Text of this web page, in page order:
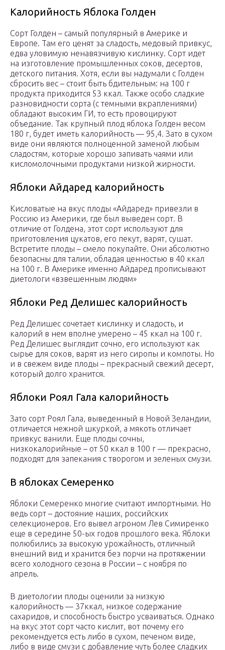
Калорийность Яблока Голден
Сорт Голден – самый популярный в Америке и
Европе. Там его ценят за сладость, медовый привкус,
едва уловимую ненавязчивую кислинку. Сорт идет
на изготовление промышленных соков, десертов,
детского питания. Хотя, если вы надумали с Голден
сбросить вес – стоит быть бдительным: на 100 г
продукта приходится 53 ккал. Также особо сладкие
разновидности сорта (с темными вкраплениями)
обладают высоким ГИ, то есть провоцируют
объедание. Так крупный плод яблока Голден весом
180 г, будет иметь калорийность — 95,4. Зато в сухом
виде они являются полноценной заменой любым
сладостям, которые хорошо запивать чаями или
кисломолочными продуктами низкой жирности.
Яблоки Айдаред калорийность
Кисловатые на вкус плоды «Айдаред» привезли в
Россию из Америки, где был выведен сорт. В
отличие от Голдена, этот сорт используют для
приготовления цукатов, его пекут, варят, сушат.
Встретите плоды – смело покупайте. Они абсолютно
безопасны для талии, обладая ценностью в 40 ккал
на 100 г. В Америке именно Айдаред прописывают
диетологи «взвешенным людям»
Яблоки Ред Делишес калорийность
Ред Делишес сочетает кислинку и сладость, и
калорий в нем вполне умерено – 45 ккал на 100 г.
Ред Делишес выглядит сочно, его используют как
сырье для соков, варят из него сиропы и компоты. Но
и в свежем виде плоды – прекрасный свежий десерт,
который долго хранится.
Яблоки Роял Гала калорийность
Зато сорт Роял Гала, выведенный в Новой Зеландии,
отличается нежной шкуркой, а мякоть отличает
привкус ванили. Еще плоды сочны,
низкокалорийные – от 50 ккал в 100 г — прекрасно,
подходят для запекания с творогом и зеленых смузи.
В яблоках Семеренко
Яблоки Семеренко многие считают импортными. Но
ведь сорт – достояние наших, российских
селекционеров. Его вывел агроном Лев Симиренко
еще в середине 50-ых годов прошлого века. Яблоки
полюбились за высокую урожайность, отличный
внешний вид и хранится без порчи на протяжении
всего холодного сезона в России – с ноября по
апрель.
В диетологии плоды оценили за низкую
калорийность — 37ккал, низкое содержание
сахаридов, и способность быстро усваиваться. Однако
на вкус этот сорт часто кислит, вот почему его
рекомендуется есть либо в сухом, печеном виде,
либо в виде смузи с добавление чуть более сладких